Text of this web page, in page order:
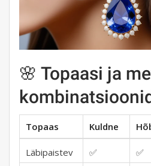
🌸 Topaasi ja
Topaas Kuldne
Läbipaistev ✅ ✅